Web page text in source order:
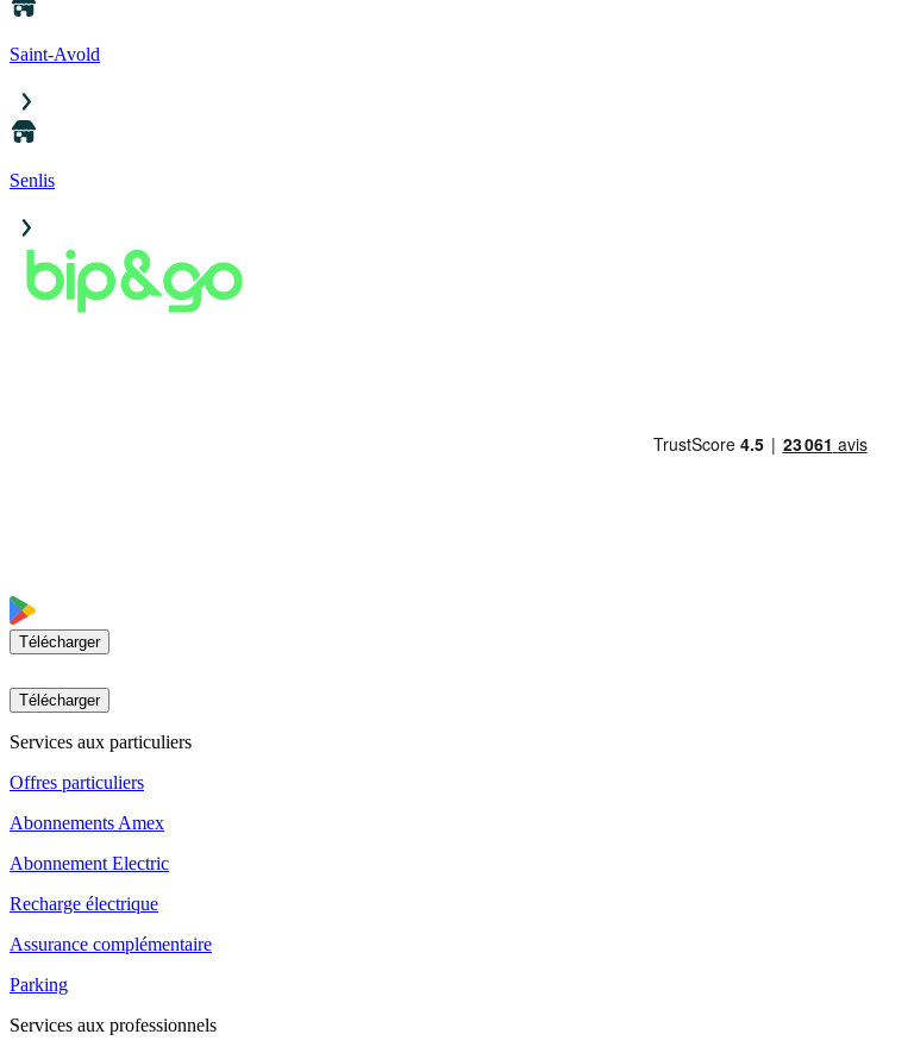
Saint-Avold
Senlis
Télécharger
Télécharger
Services aux particuliers
Offres particuliers
Abonnements Amex
Abonnement Electric
Recharge électrique
Assurance complémentaire
Parking
Services aux professionnels